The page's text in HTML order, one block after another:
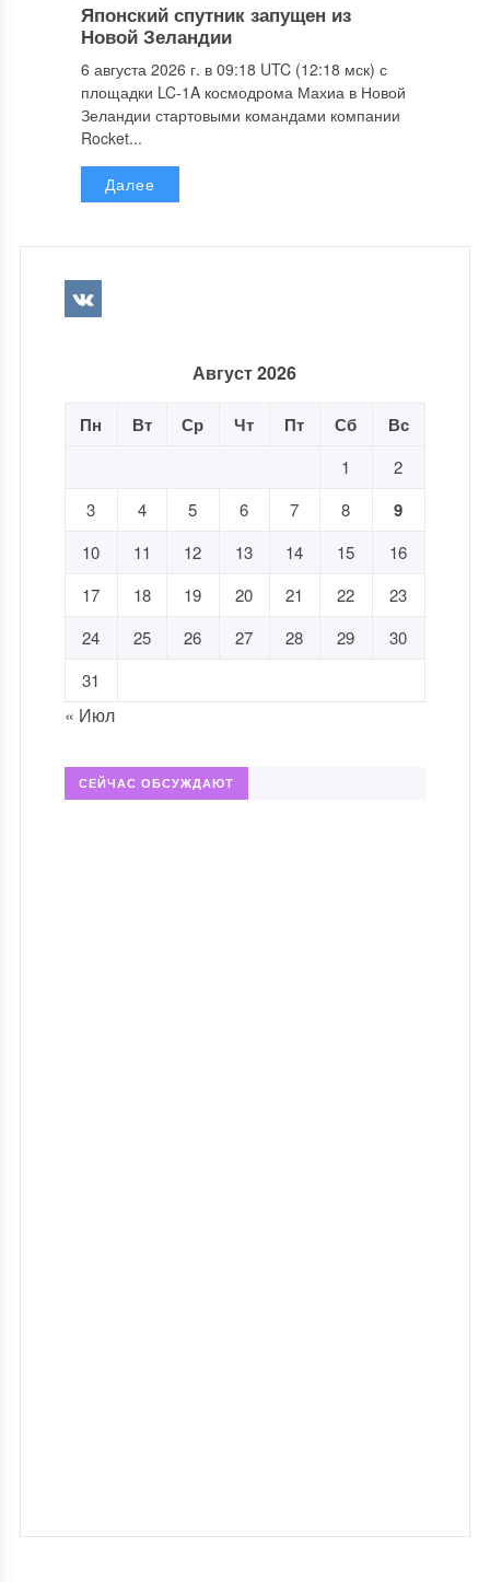
Японский спутник запущен из
Новой Зеландии
6 августа 2026 г. в 09:18 UTC (12:18 мск) с
площадки LC-1A космодрома Махиа в Новой
Зеландии стартовыми командами компании
Rocket...
Далее
Август 2026
Пн Вт Ср Чт Пт Сб Вс
1
2
3
4 5 6 7 8 9
10 11 12 13 14 15
16
17
18 19 20 21 22
23
24
25 26 27 28 29
30
31
« Июл
СЕЙЧАС ОБСУЖДАЮТ